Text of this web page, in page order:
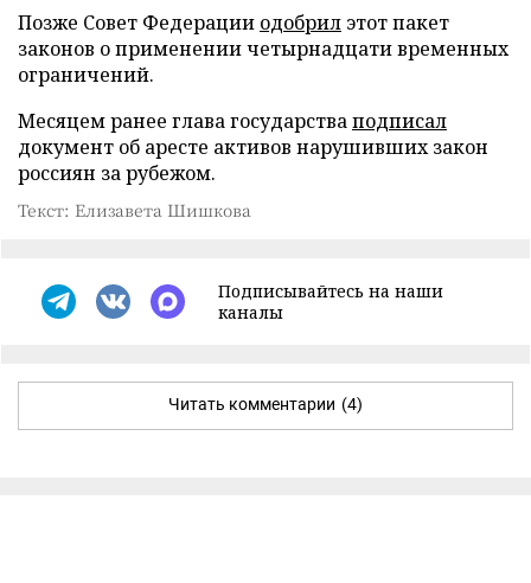
Позже Совет Федерации одобрил этот пакет
законов о применении четырнадцати временных
ограничений.
Месяцем ранее глава государстваподписал
документ об аресте активов нарушивших закон
россиян за рубежом.
Текст: Елизавета Шишкова
Подписывайтесь на наши
каналы
Читать комментарии (4)